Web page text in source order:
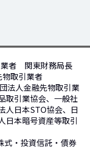
者 関東財務局長
物取引業者
法人金融先物取引業
取引業協会、一般社
人日本STO協会、日
日本暗号資産等取引
式・投資信託・債券